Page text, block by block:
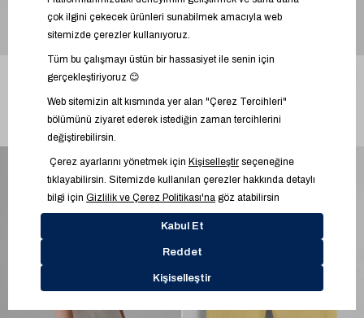
Bear Denim Şort Tulum
1.599,99 TL 699,99 TL